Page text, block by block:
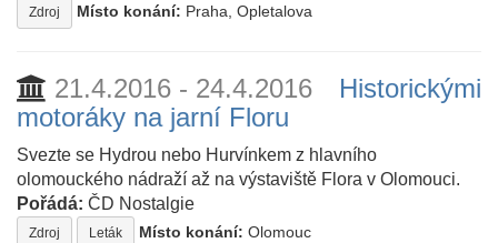
Zdroj Místo konání: Praha, Opletalova
21.4.2016 - 24.4.2016
Historickými
motoráky na jarní Floru
Svezte se Hydrou nebo Hurvínkem z hlavního
olomouckého nádraží až na výstaviště Flora v Olomouci.
Pořádá: ČD Nostalgie
Zdroj Leták Místo konání: Olomouc